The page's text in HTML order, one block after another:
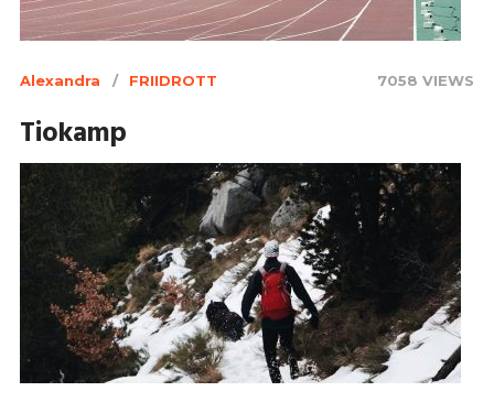
Alexandra FRIIDROTT 7058 VIEWS
Tiokamp